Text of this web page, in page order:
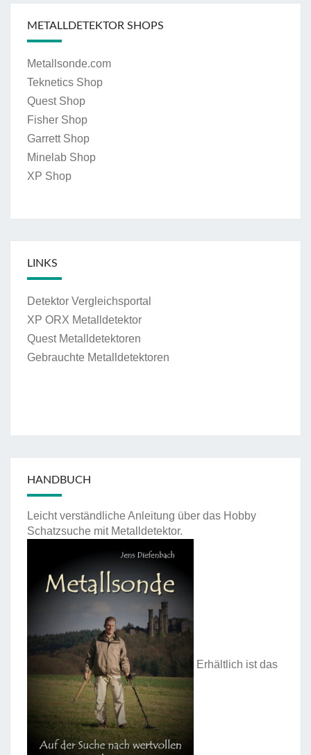
METALLDETEKTOR SHOPS
Metallsonde.com
Teknetics Shop
Quest Shop
Fisher Shop
Garrett Shop
Minelab Shop
XP Shop
LINKS
Detektor Vergleichsportal
XP ORX Metalldetektor
Quest Metalldetektoren
Gebrauchte Metalldetektoren
HANDBUCH
Leicht verständliche Anleitung über das Hobby
Schatzsuche mit Metalldetektor.
Erhältlich ist das